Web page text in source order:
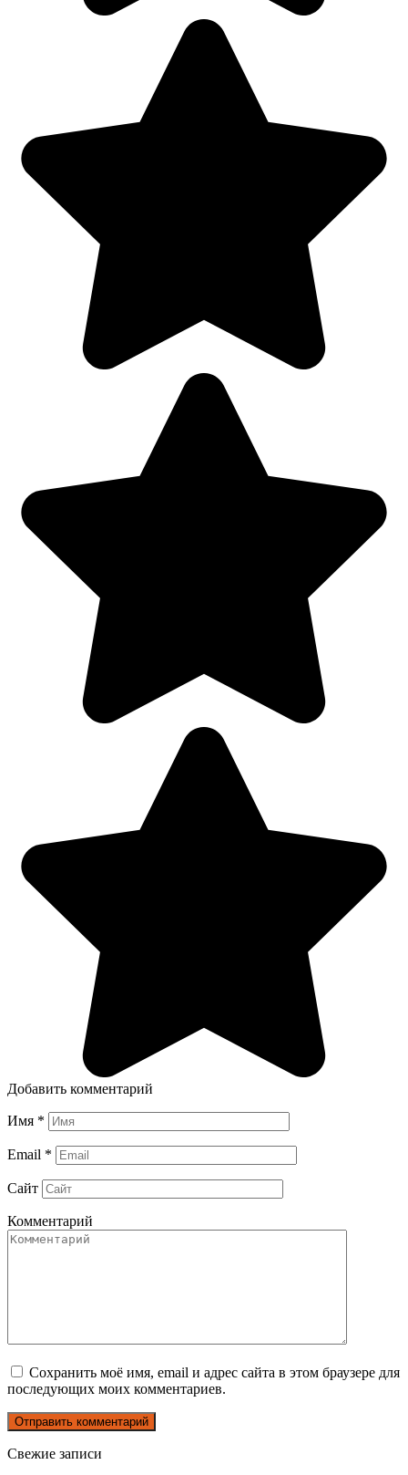
Добавить комментарий
Имя *
Email *
Сайт
Комментарий
Сохранить моё имя, email и адрес сайта в этом браузере для
последующих моих комментариев.
Свежие записи